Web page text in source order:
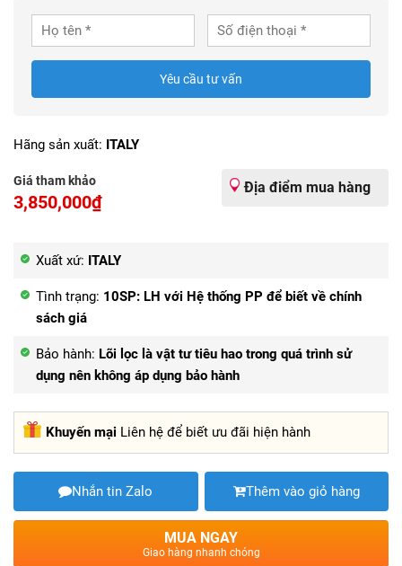
Yêu cầu tư vấn
Hãng sản xuất: ITALY
Giá tham khảo
3,850,000₫
Địa điểm mua hàng
Xuất xứ: ITALY
Tình trạng: 10SP: LH với Hệ thống PP để biết về chính
sách giá
Bảo hành: Lõi lọc là vật tư tiêu hao trong quá trình sử
dụng nên không áp dụng bảo hành
Khuyến mại Liên hệ để biết ưu đãi hiện hành
Nhắn tin Zalo Thêm vào giỏ hàng
MUA NGAY
Giao hàng nhanh chóng